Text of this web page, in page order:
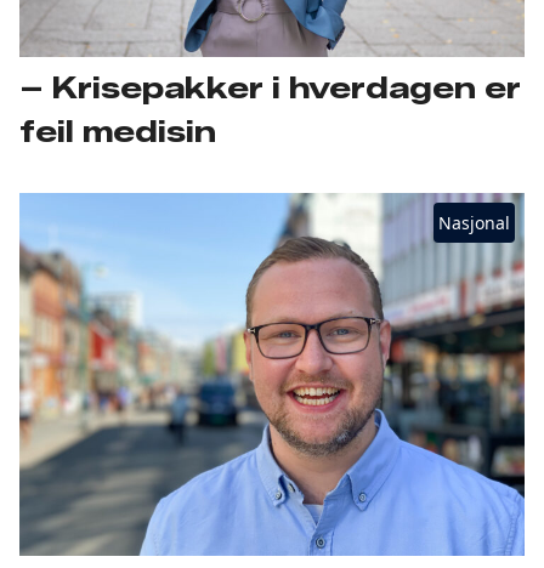
– Krisepakker i hverdagen er
feil medisin
Nasjonal